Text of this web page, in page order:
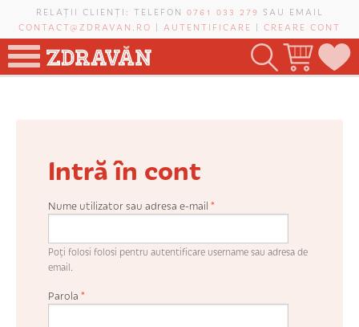
Mergi la conţinutul principal
RELAȚII CLIENȚI: TELEFON 0761 033 279 SAU EMAIL
CONTACT@ZDRAVAN.RO | AUTENTIFICARE | CREARE CONT
VIȚĂ-DE-VIE
Intră în cont
Nume utilizator sau adresa e-mail *
Poți folosi folosi pentru autentificare username sau adresa de
email.
Parola *